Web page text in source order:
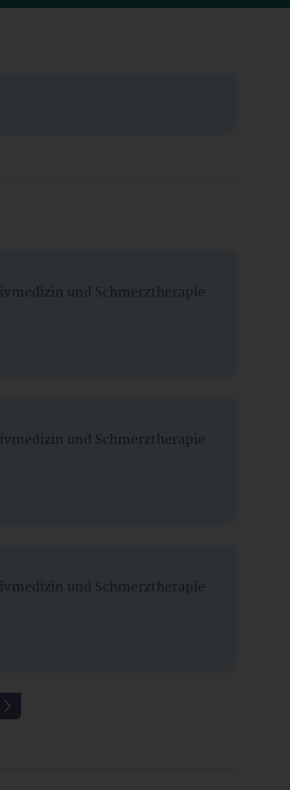
und Schmerztherapie
und Schmerztherapie
und Schmerztherapie